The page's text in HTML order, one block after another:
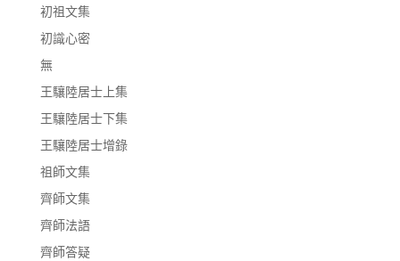
初祖文集
初識心密
無
王驤陸居士上集
王驤陸居士下集
王驤陸居士增錄
祖師文集
齊師文集
齊師法語
齊師答疑